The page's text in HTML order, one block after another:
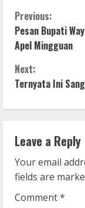
C
o
n
t
n
u
e
Previous:
Pesan Bupati
Apel Mingguan
Next:
Ternyata Ini
Leave a Reply
Your email
fields are
Comment*